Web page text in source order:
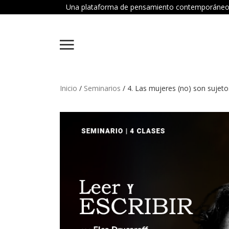
Una plataforma de pensamiento
Inicio / Seminarios / 4. Las mujeres (no) son